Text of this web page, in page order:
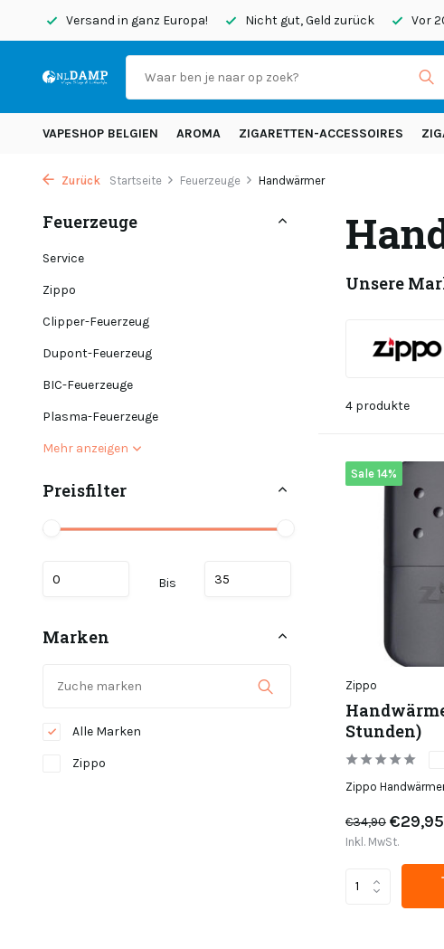
Versand in ganz Europa! Nicht gut, Geld zurück Vor
VAPESHOP BELGIEN AROMA ZIGARETTEN-ACCESSOIRES
Zurück Startseite Feuerzeuge Handwärmer
Feuerzeuge
Service
Zippo
Clipper-Feuerzeug
Dupont-Feuerzeug
BIC-Feuerzeuge
Plasma-Feuerzeuge
Mehr anzeigen
Preisfilter
Bis
Marken
Alle Marken
Zippo
Unsere
4 produkte
Sale 14%
Zippo
Stunden)
Zippo
€34,90 €29,95
Inkl. MwSt.